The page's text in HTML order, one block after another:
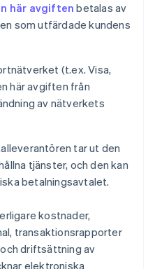
här avgiften betalas av
som utfärdade kundens
(t.ex. Visa,
här avgiften från
av nätverkets
tar ut den
tjänster, och den kan
betalningsavtalet.
kostnader,
transaktionsrapporter
driftsättning av
elektroniska